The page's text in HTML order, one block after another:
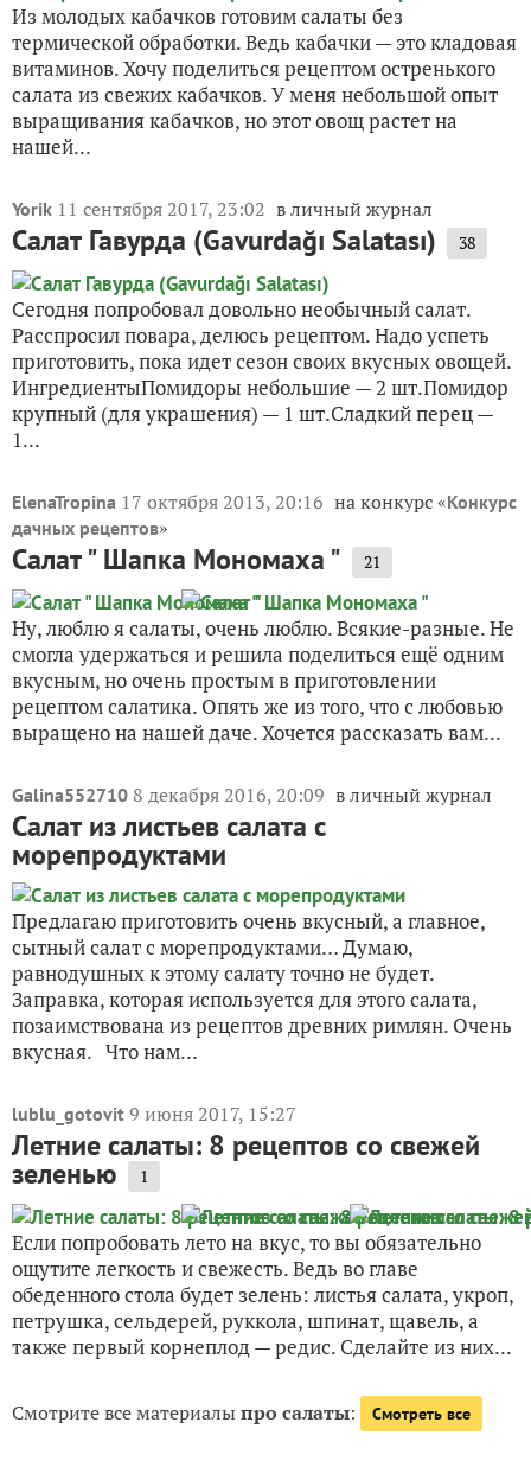
Из молодых кабачков готовим салаты без
термической обработки. Ведь кабачки — это кладовая
витаминов. Хочу поделиться рецептом остренького
салата из свежих кабачков. У меня небольшой опыт
выращивания кабачков, но этот овощ растет на
нашей...
Yorik 11 сентября 2017, 23:02 в личный журнал
Салат Гавурда (Gavurdağı Salatası) 38
Сегодня попробовал довольно необычный салат.
Расспросил повара, делюсь рецептом. Надо успеть
приготовить, пока идет сезон своих вкусных овощей.
ИнгредиентыПомидоры небольшие — 2 шт.Помидор
крупный (для украшения) — 1 шт.Сладкий перец —
1...
ElenaTropina 17 октября 2013, 20:16 на конкурс «Конкурс
дачных рецептов»
Салат " Шапка Мономаха " 21
Ну, люблю я салаты, очень люблю. Всякие-разные. Не
смогла удержаться и решила поделиться ещё одним
вкусным, но очень простым в приготовлении
рецептом салатика. Опять же из того, что с любовью
выращено на нашей даче. Хочется рассказать вам...
Galina552710 8 декабря 2016, 20:09 в личный журнал
Салат из листьев салата с
морепродуктами
Предлагаю приготовить очень вкусный, а главное,
сытный салат с морепродуктами… Думаю,
равнодушных к этому салату точно не будет.
Заправка, которая используется для этого салата,
позаимствована из рецептов древних римлян. Очень
вкусная. Что нам...
lublu_gotovit 9 июня 2017, 15:27
Летние салаты: 8 рецептов со свежей
зеленью 1
Если попробовать лето на вкус, то вы обязательно
ощутите легкость и свежесть. Ведь во главе
обеденного стола будет зелень: листья салата, укроп,
петрушка, сельдерей, руккола, шпинат, щавель, а
также первый корнеплод — редис. Сделайте из них...
Смотрите все материалыпро салаты: Смотреть все